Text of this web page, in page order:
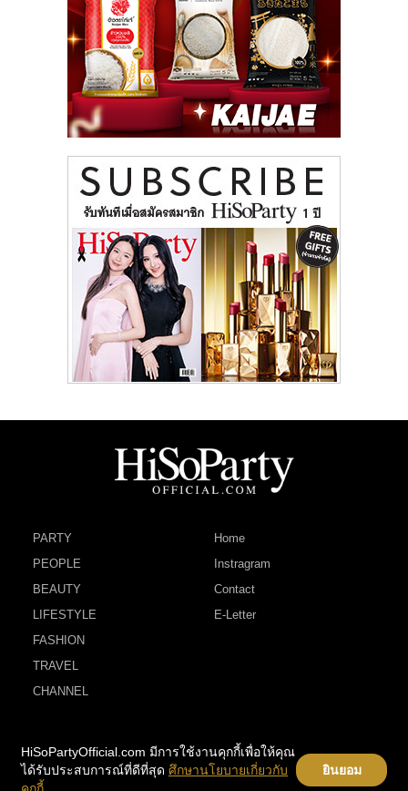
PARTY
PEOPLE
BEAUTY
LIFESTYLE
FASHION
TRAVEL
CHANNEL
Home
Instragram
Contact
E-Letter
HiSoPartyOfficial.com มีการใช้งานคุกกี้เพื่อให้คุณ
ได้รับประสบการณ์ที่ดีที่สุด ศึกษานโยบายเกี่ยวกับ
ยินยอม